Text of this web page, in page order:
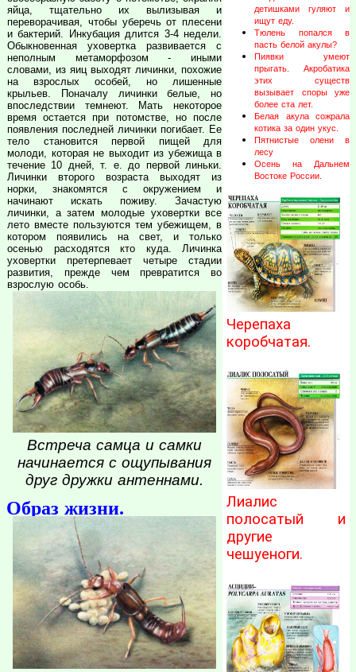
яйца, тщательно их вылизывая и
переворачивая, чтобы уберечь от плесени
и бактерий. Инкубация длится 3-4 недели.
Обыкновенная уховертка развивается с
неполным метаморфозом - иными
словами, из яиц выходят личинки, похожие
на взрослых особей, но лишенные
крыльев. Поначалу личинки белые, но
впоследствии темнеют. Мать некоторое
время остается при потомстве, но после
появления последней личинки погибает. Ее
тело становится первой пищей для
молоди, которая не выходит из убежища в
течение 10 дней, т. е. до первой линьки.
Личинки второго возраста выходят из
норки, знакомятся с окружением и
начинают искать поживу. Зачастую
личинки, а затем молодые уховертки все
лето вместе пользуются тем убежищем, в
котором появились на свет, и только
осенью расходятся кто куда. Личинка
уховертки претерпевает четыре стадии
развития, прежде чем превратится во
взрослую особь.
Встреча самца и самки
начинается с ощупывания
друг дружки антеннами.
Образ жизни.
детишками гуляют и
ищут еду.
Тюлень попался в
пасть белой акулы?
Пиявки умеют
прыгать. Акробатика
этих существ
вызывает споры уже
более ста лет.
Белая акула сожрала
котика за один укус.
Пятнистые олени в
лесу
Осень на Дальнем
Востоке России.
Черепаха
коробчатая.
Лиалис
полосатый и
другие
чешуеноги.